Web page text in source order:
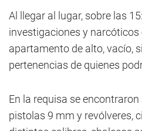
Al llegar al lugar, sobre las
investigaciones y
apartamento de alto, vacío,
pertenencias de quienes
En la requisa se
pistolas 9 mm y revólveres,